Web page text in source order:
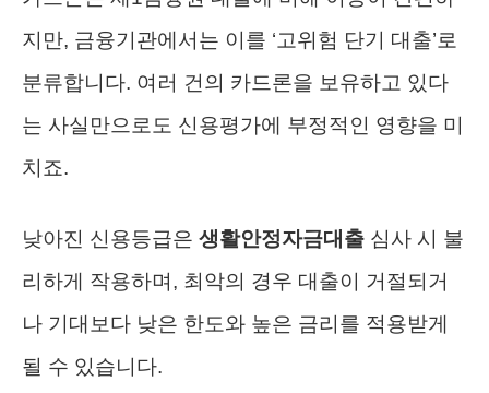
지만, 금융기관에서는 이를 ‘고위험 단기 대출’로
분류합니다. 여러 건의 카드론을 보유하고 있다
는 사실만으로도 신용평가에 부정적인 영향을 미
치죠.
낮아진 신용등급은 생활안정자금대출 심사 시 불
리하게 작용하며, 최악의 경우 대출이 거절되거
나 기대보다 낮은 한도와 높은 금리를 적용받게
될 수 있습니다.